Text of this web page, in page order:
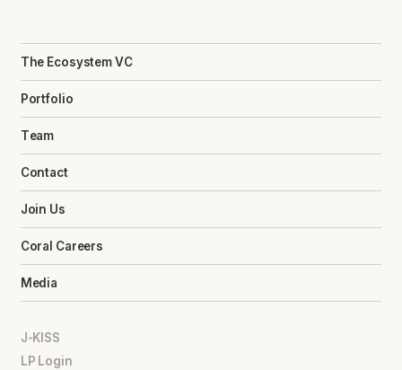
The Ecosystem VC
Portfolio
Team
Contact
Join Us
Coral Careers
Media
J-KISS
LP Login